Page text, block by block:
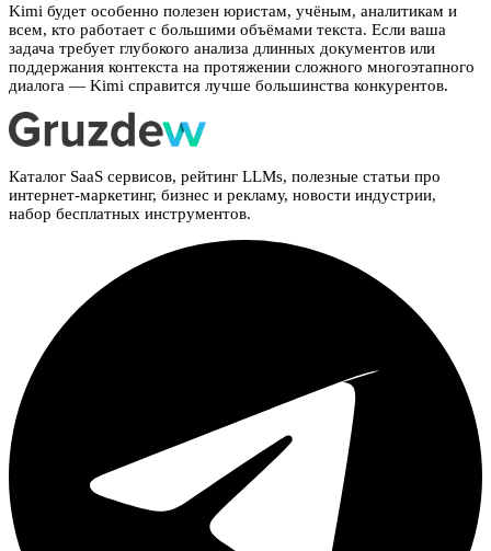
Kimi будет особенно полезен юристам, учёным, аналитикам и
всем, кто работает с большими объёмами текста. Если ваша
задача требует глубокого анализа длинных документов или
поддержания контекста на протяжении сложного многоэтапного
диалога — Kimi справится лучше большинства конкурентов.
Каталог SaaS сервисов, рейтинг LLMs, полезные статьи про
интернет-маркетинг, бизнес и рекламу, новости индустрии,
набор бесплатных инструментов.